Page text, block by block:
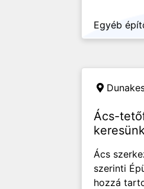
Egyéb
Ács-
Ács
szerinti
hozzá